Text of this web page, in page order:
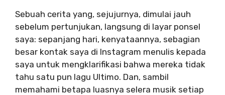
Sebuah cerita yang, sejujurnya, dimulai jauh
sebelum pertunjukan, langsung di layar ponsel
saya: sepanjang hari, kenyataannya, sebagian
besar kontak saya di Instagram menulis kepada
saya untuk mengklarifikasi bahwa mereka tidak
tahu satu pun lagu Ultimo. Dan, sambil
memahami betapa luasnya selera musik setiap